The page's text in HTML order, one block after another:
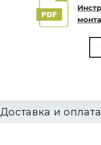
Доставка и оплата